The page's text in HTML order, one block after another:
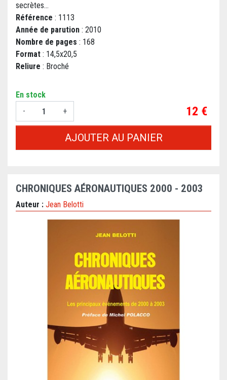
secrètes...
Référence : 1113
Année de parution : 2010
Nombre de pages : 168
Format : 14,5x20,5
Reliure : Broché
En stock
-
+ Prix
12 €
AJOUTER AU PANIER
CHRONIQUES AÉRONAUTIQUES 2000 - 2003
Auteur : Jean Belotti